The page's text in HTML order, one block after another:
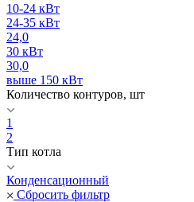
10-24 кВт
24-35 кВт
24,0
30 кВт
30,0
выше 150 кВт
Количество контуров, шт
1
2
Тип котла
Конденсационный
Сбросить фильтр